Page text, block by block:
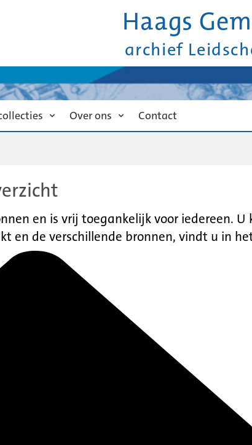
Haags
archief
Over ons Contact
en is vrij toegankelijk voor iedereen. U
en de verschillende bronnen, vindt u in